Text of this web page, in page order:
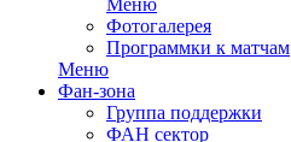
Меню
Фотогалерея
Программки к матчам
Меню
Фан-зона
Группа поддержки
ФАН сектор